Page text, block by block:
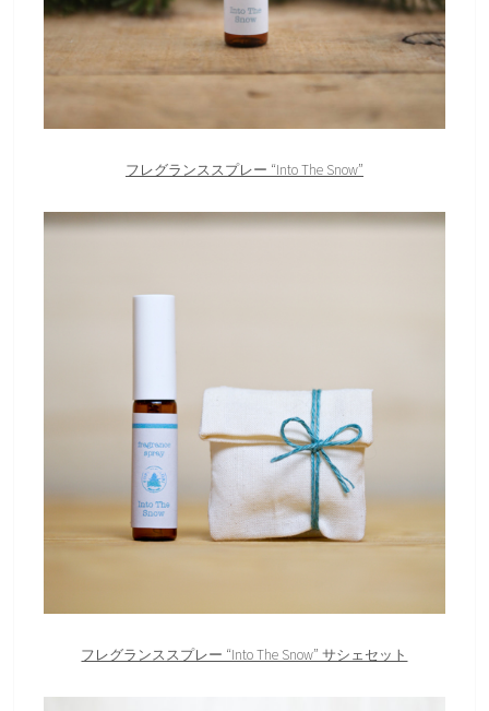
フレグランススプレー “Into The Snow”
フレグランススプレー “Into The Snow” サシェセット